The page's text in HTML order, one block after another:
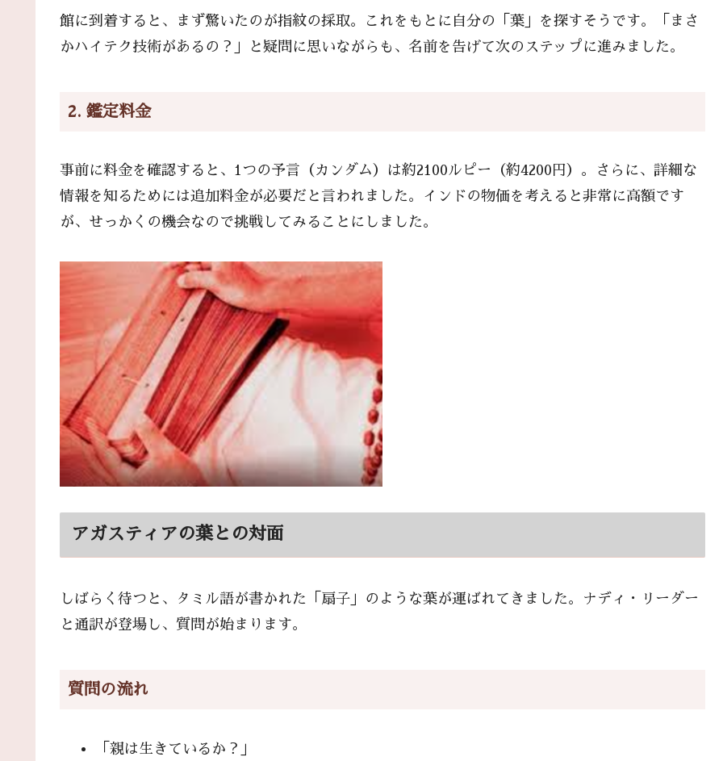
館に到着すると、まず驚いたのが指紋の採取。これをもとに自分の「葉」を探すそうです。「まさ
かハイテク技術があるの？」と疑問に思いながらも、名前を告げて次のステップに進みました。
2. 鑑定料金
事前に料金を確認すると、1つの予言（カンダム）は約2100ルピー（約4200円）。さらに、詳細な
情報を知るためには追加料金が必要だと言われました。インドの物価を考えると非常に高額です
が、せっかくの機会なので挑戦してみることにしました。
アガスティアの葉との対面
しばらく待つと、タミル語が書かれた「扇子」のような葉が運ばれてきました。ナディ・リーダー
と通訳が登場し、質問が始まります。
質問の流れ
「親は生きているか？」